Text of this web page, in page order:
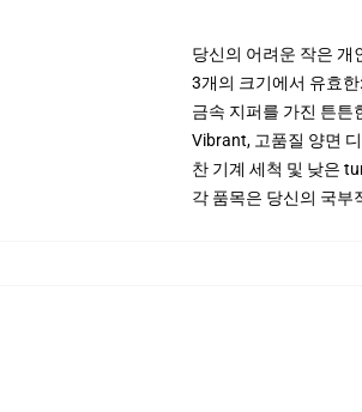
당신의 어려운 작은 개
3개의 크기에서 유효
금속 지퍼를 가진 튼튼
Vibrant, 고품질 양면
찬 기계 세척 및 낮은
각 품목은 당신의 국부